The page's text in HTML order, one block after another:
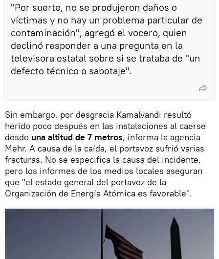
"Por suerte, no se produjeron daños o
víctimas y no hay un problema particular de
contaminación'', agregó el vocero, quien
declinó responder a una pregunta en la
televisora estatal sobre si se trataba de "un
defecto técnico o sabotaje''.
Sin embargo, por desgracia Kamalvandi resultó
herido poco después en las instalaciones al caerse
desde una altitud de 7 metros, informa la agencia
Mehr. A causa de la caída, el portavoz sufrió varias
fracturas. No se especifica la causa del incidente,
pero los informes de los medios locales aseguran
que "el estado general del portavoz de la
Organización de Energía Atómica es favorable".